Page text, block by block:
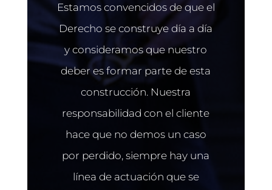
Estamos convencidos de que el
Derecho se construye día a día
y consideramos que nuestro
deber es formar parte de esta
construcción. Nuestra
responsabilidad con el cliente
hace que no demos un caso
por perdido, siempre hay una
línea de actuación que se